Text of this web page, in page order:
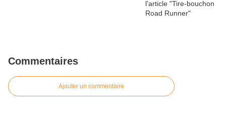
Commentaires
Ajouter un commentaire